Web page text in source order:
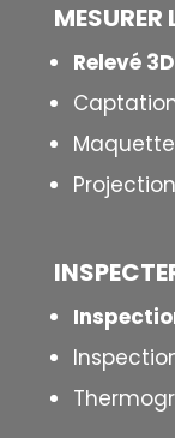
MESURER
Relevé 3D